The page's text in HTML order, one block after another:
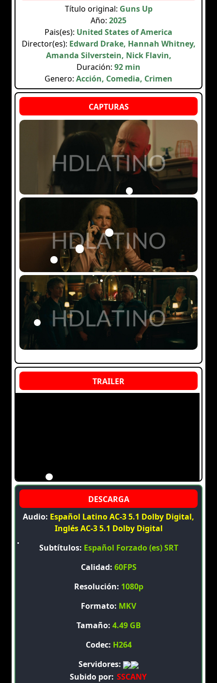
Título original: Guns Up
Año: 2025
Pais(es): United States of America
Director(es): Edward Drake, Hannah Whitney,
Amanda Silverstein, Nick Flavin,
Duración: 92 min
Genero: Acción, Comedia, Crimen
Audio: Español Latino AC-3 5.1 Dolby Digital,
Inglés AC-3 5.1 Dolby Digital
Subtítulos: Español Forzado (es) SRT
Calidad: 60FPS
Resolución: 1080p
Formato: MKV
Tamaño: 4.49 GB
Codec: H264
Servidores:
Subido por: SSCANY